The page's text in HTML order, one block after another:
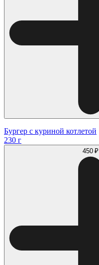
Бургер с куриной котлетой
230 г
450 ₽